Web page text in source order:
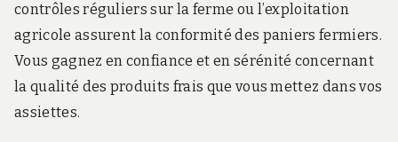
contrôles réguliers sur la ferme ou l’exploitation
agricole assurent la conformité des paniers fermiers.
Vous gagnez en confiance et en sérénité concernant
la qualité des produits frais que vous mettez dans vos
assiettes.